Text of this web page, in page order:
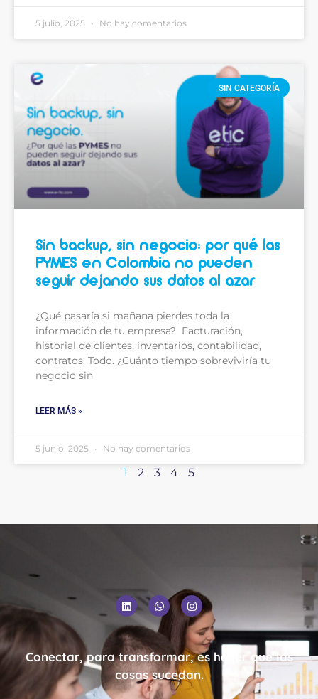
5 julio, 2025 No hay comentarios
SIN CATEGORÍA
Sin backup, sin negocio: por qué las
PYMES en Colombia no pueden
seguir dejando sus datos al azar
¿Qué pasaría si mañana pierdes toda la
información de tu empresa? Facturación,
historial de clientes, inventarios, contabilidad,
contratos. Todo. ¿Cuánto tiempo sobreviviría tu
negocio sin
LEER MÁS »
5 junio, 2025 No hay comentarios
1 2 3 4 5
Conectar, para transformar, es hacer que las
cosas sucedan.